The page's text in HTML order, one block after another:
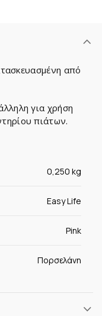
από
για χρήση
πιάτων.
0,250 kg
Easy Life
Pink
Πορσελάνη